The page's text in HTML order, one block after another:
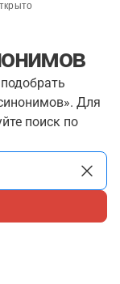
Для
поиск по